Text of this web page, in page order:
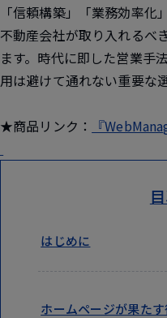
「信頼構築」「業務効率化
不動産会社が取り入れるべ
ます。時代に即した営業手
用は避けて通れない重要な
★商品リンク： 『
はじめに
ホームページが果た